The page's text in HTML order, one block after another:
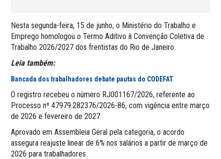
Nesta segunda-feira, 15 de junho, o Ministério do Trabalho e
Emprego homologou o Termo Aditivo à Convenção Coletiva de
Trabalho 2026/2027 dos frentistas do Rio de Janeiro.
Leia também:
Bancada dos trabalhadores debate pautas do CODEFAT
O registro recebeu o número RJ001167/2026, referente ao
Processo nº 47979.282376/2026-86, com vigência entre março
de 2026 e fevereiro de 2027.
Aprovado em Assembleia Geral pela categoria, o acordo
assegura reajuste linear de 6% nos salários a partir de março de
2026 para trabalhadores.